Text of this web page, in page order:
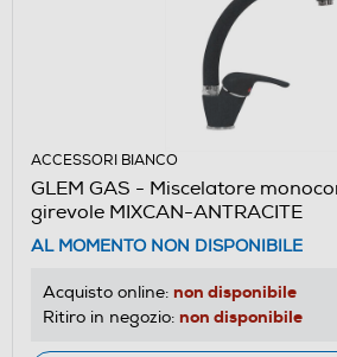
ACCESSORI BIANCO
GLEM GAS - Miscelatore
girevole MIXCAN-ANTRACITE
AL MOMENTO NON DISPONIBILE
Acquisto online: non disponibile
Ritiro in negozio: non disponibile